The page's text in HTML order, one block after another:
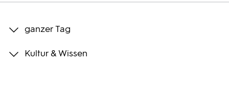
Bilder
ganzer Tag
Kultur & Wissen